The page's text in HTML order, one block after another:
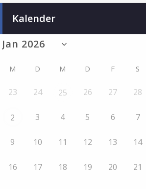
Kalender
M D M D F S
23 24 25 26 27 28
2 3 4 5 6 7
9 10 11 12 13 14
16 17 18 19 20 21